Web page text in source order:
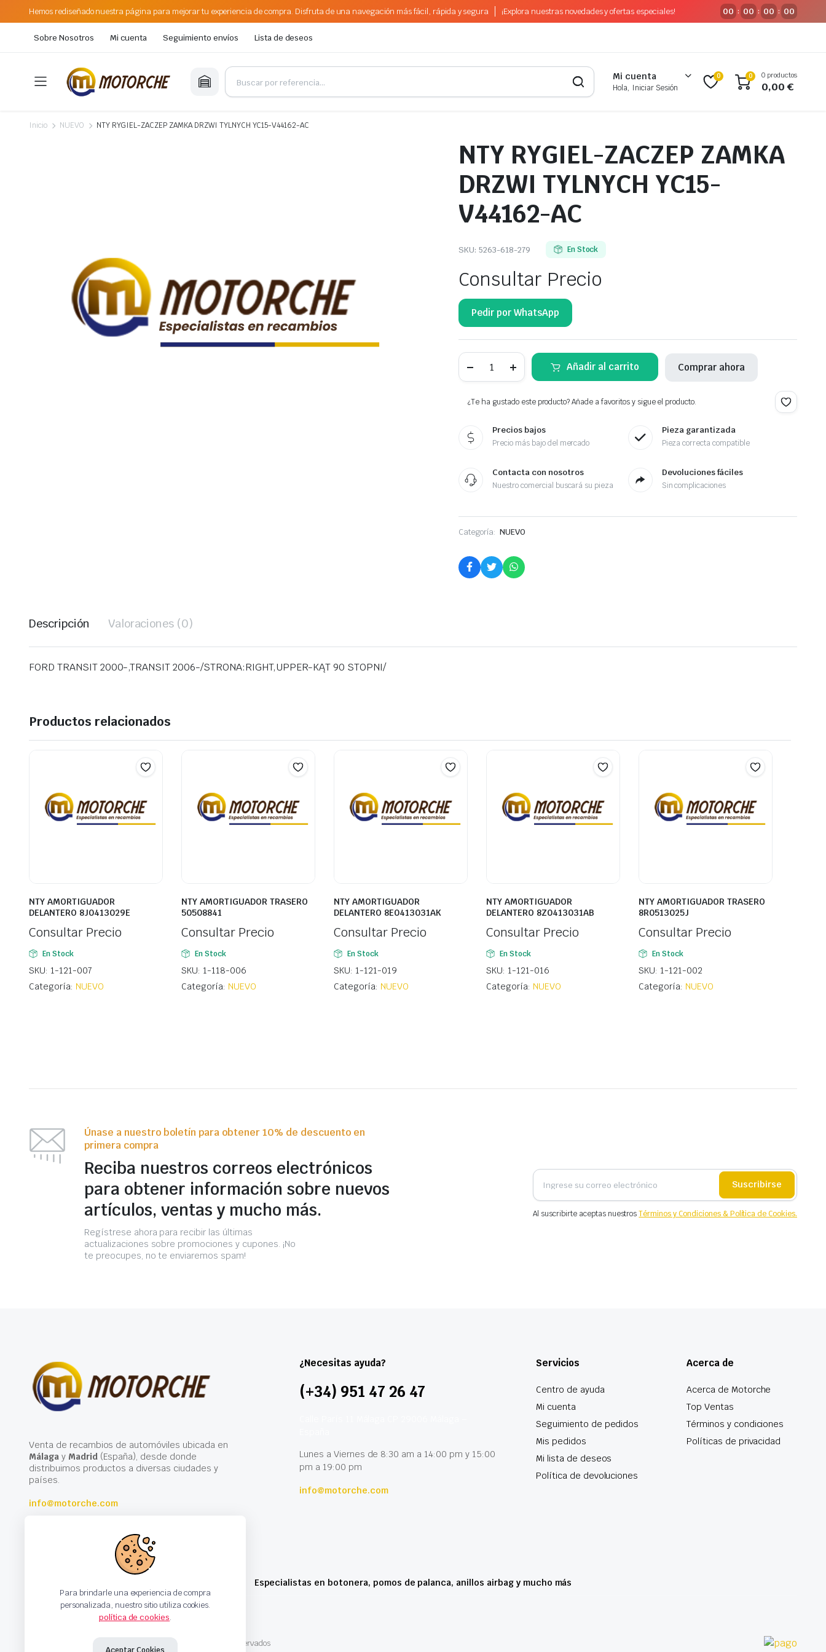
Hemos rediseñado nuestra página para mejorar tu experiencia de compra. Disfruta de una navegación más fácil, rápida y segura ¡Explora nuestras novedades y ofertas especiales! 00 : 00 : 00 : 00
Sobre Nosotros Mi cuenta Seguimiento envíos Lista de deseos
Mi cuenta
Hola, Iniciar Sesión
0 0 0 productos
0,00€
Inicio NUEVO NTY RYGIEL-ZACZEP ZAMKA DRZWI TYLNYCH YC15-V44162-AC
NTY RYGIEL-ZACZEP ZAMKA
DRZWI TYLNYCH YC15-
V44162-AC
SKU: 5263-618-279 En Stock
Consultar Precio
Pedir por WhatsApp
RYGIEL-
DRZWI
TYLNYCH
V44162-
Añadir al carrito Comprar ahora
¿Te ha gustado este producto? Añade a favoritos y sigue el producto.
Precios bajos
Precio más bajo del mercado
Pieza garantizada
Pieza correcta compatible
Contacta con nosotros
Nuestro comercial buscará su pieza
Devoluciones fáciles
Sin complicaciones
Categoría: NUEVO
Descripción Valoraciones (0)
FORD TRANSIT 2000-,TRANSIT 2006-/STRONA:RIGHT,UPPER-KĄT 90 STOPNI/
Productos relacionados
NTY AMORTIGUADOR
DELANTERO 8J0413029E
Consultar Precio
En Stock
SKU: 1-121-007
Categoría: NUEVO
NTY AMORTIGUADOR TRASERO
50508841
Consultar Precio
En Stock
SKU: 1-118-006
Categoría: NUEVO
NTY AMORTIGUADOR
DELANTERO 8E0413031AK
Consultar Precio
En Stock
SKU: 1-121-019
Categoría: NUEVO
NTY AMORTIGUADOR
DELANTERO 8Z0413031AB
Consultar Precio
En Stock
SKU: 1-121-016
Categoría: NUEVO
NTY AMORTIGUADOR TRASERO
8R0513025J
Consultar Precio
En Stock
SKU: 1-121-002
Categoría: NUEVO
Únase a nuestro boletín para obtener 10% de descuento en
primera compra
Reciba nuestros correos electrónicos
para obtener información sobre nuevos
artículos, ventas y mucho más.
Regístrese ahora para recibir las últimas
actualizaciones sobre promociones y cupones. ¡No
te preocupes, no te enviaremos spam!
Suscribirse
Al suscribirte aceptas nuestrosTérminos y Condiciones & Política de Cookies.
Venta de recambios de automóviles ubicada en
Málagay Madrid(España), desde donde
distribuimos productos a diversas ciudades y
países.
info@motorche.com
¿Necesitas ayuda?
(+34) 951 47 26 47
Lunes a Viernes de 8:30 am a 14:00 pm y 15:00
pm a 19:00 pm
info@motorche.com
Servicios
Centro de ayuda
Mi cuenta
Seguimiento de pedidos
Mis pedidos
Mi lista de deseos
Política de devoluciones
Acerca de
Acerca de Motorche
Top Ventas
Términos y condiciones
Políticas de privacidad
Especialistas en botonera, pomos de palanca, anillos airbag y mucho más
Copyright 2024 © Motorche Autoparts. Todos los derechos reservados
Para brindarle una experiencia de compra
personalizada, nuestro sitio utiliza cookies.
política de cookies.